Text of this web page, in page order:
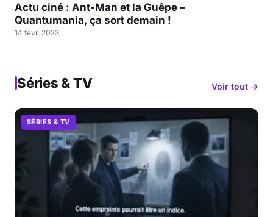
Actu ciné : Ant-Man et la Guêpe –
Quantumania, ça sort demain !
14 févr. 2023
Séries & TV Voir tout →
SÉRIES & TV